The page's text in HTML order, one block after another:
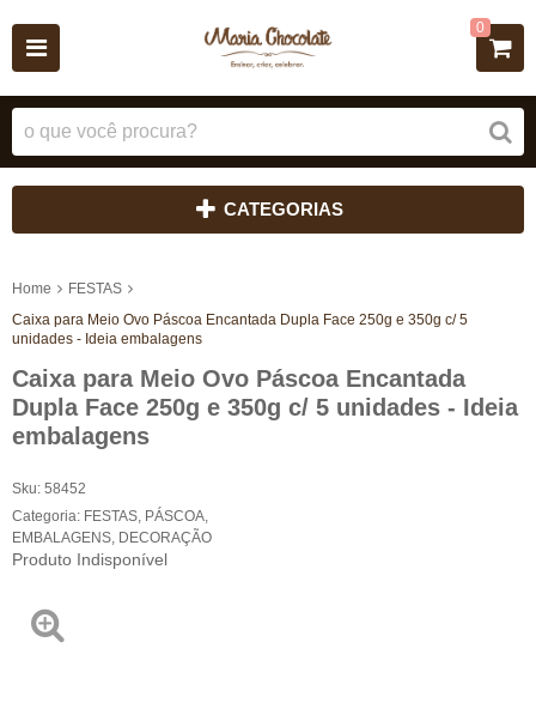
0
CATEGORIAS
Home
FESTAS
Caixa para Meio Ovo Páscoa Encantada Dupla Face 250g e 350g c/ 5
unidades - Ideia embalagens
Caixa para Meio Ovo Páscoa Encantada
Dupla Face 250g e 350g c/ 5 unidades - Ideia
embalagens
Sku: 58452
Categoria: FESTAS PÁSCOA
EMBALAGENS DECORAÇÃO
Produto Indisponível